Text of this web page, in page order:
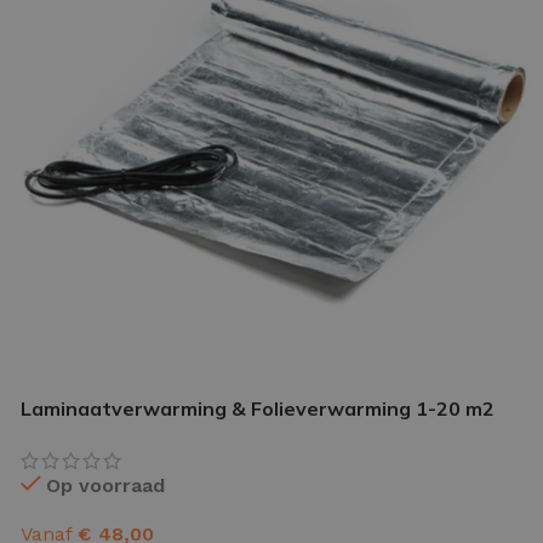
GEREEDSCHAP
gereedschap pakket
Laminaatverwarming & Folieverwarming 1-20 m2
Op voorraad
Vanaf € 48,00